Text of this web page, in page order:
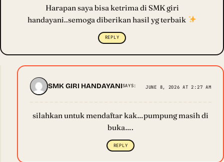
Harapan saya bisa ketrima di SMK giri
handayani..semoga diberikan hasil yg terbaik
REPLY
SMK GIRI HANDAYANISAYS: JUNE 8, 2026 AT 2:27 AM
silahkan untuk mendaftar kak…pumpung masih di
buka….
REPLY